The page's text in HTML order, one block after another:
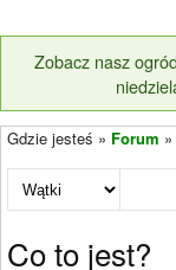
Zobacz nasz
Gdzie jesteś » Forum »
Co to jest?